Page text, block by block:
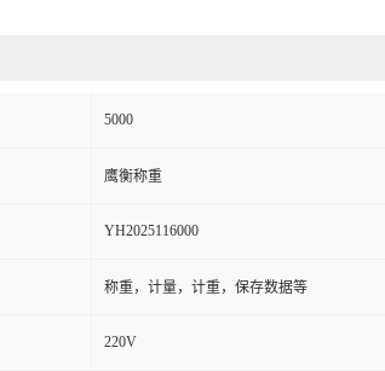
5000
鹰衡称重
YH2025116000
称重，计量，计重，保存数据等
220V